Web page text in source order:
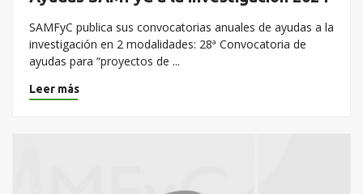
SAMFyC publica sus convocatorias anuales de ayudas a la
investigación en 2 modalidades: 28ª Convocatoria de
ayudas para “proyectos de ...
Leer más